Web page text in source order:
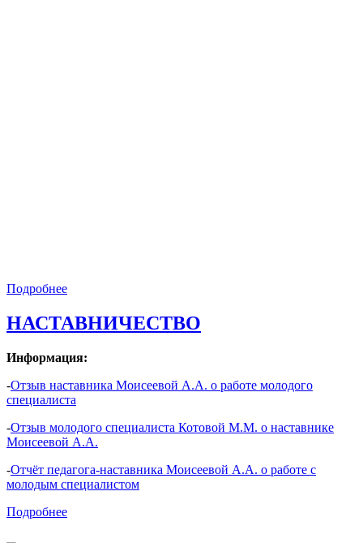
Подробнее
НАСТАВНИЧЕСТВО
Информация:
-Отзыв наставника Моисеевой А.А. о работе молодого
специалиста
-Отзыв молодого специалиста Котовой М.М. о наставнике
Моисеевой А.А.
-Отчёт педагога-наставника Моисеевой А.А. о работе с
молодым специалистом
Подробнее